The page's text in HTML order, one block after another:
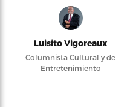
Luisito Vigoreaux
Columnista Cultural y de
Entretenimiento